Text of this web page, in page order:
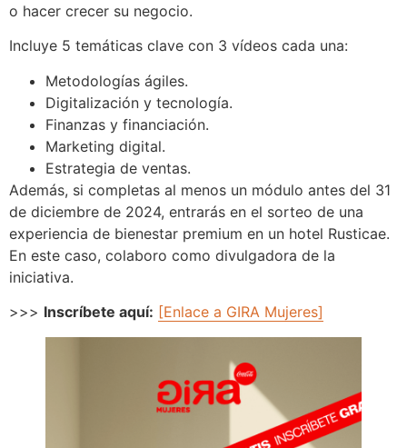
o hacer crecer su negocio.
Incluye 5 temáticas clave con 3 vídeos cada una:
Metodologías ágiles.
Digitalización y tecnología.
Finanzas y financiación.
Marketing digital.
Estrategia de ventas.
Además, si completas al menos un módulo antes del 31
de diciembre de 2024, entrarás en el sorteo de una
experiencia de bienestar premium en un hotel Rusticae.
En este caso, colaboro como divulgadora de la
iniciativa.
>>> Inscríbete aquí: [Enlace a GIRA Mujeres]